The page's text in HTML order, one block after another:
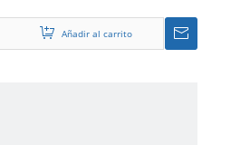
plástico industrial
Añadir al carrito